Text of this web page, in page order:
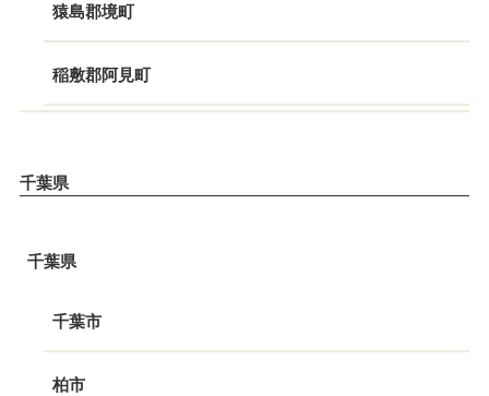
猿島郡境町
稲敷郡阿見町
千葉県
千葉県
千葉市
柏市